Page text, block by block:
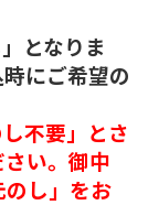
となりま
にご希望の
不要」とさ
い。御中
し」をお